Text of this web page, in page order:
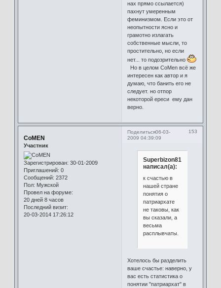
нах прямо ссылается)
пахнут умеренным
феминизмом. Если это от
неопытности ясно и
грамотно излагать
собственные мысли, то
простительно, но если
нет... то подозрительно
Но в целом CoMen всё же
интересен как автор и я
думаю, что банить его не
следует. но отпор
некоторой ереси ему дан
верно.
Поделиться 153
06-03-
2009 04:39:09
CoMEN
Участник
Зарегистрирован: 30-01-2009
Приглашений: 0
Сообщений: 2372
Пол: Мужской
Провел на форуме:
20 дней 8 часов
Последний визит:
20-03-2014 17:26:12
Superbizon81
написал(а):
к счастью в
нашей стране
понятия о
патриархате
не таковы, как
вы сказали, а
весьма
расплывчаты.
Хотелось бы разделить
ваше счастье: наверно, у
вас есть статистика о
понятии "патриархат" в